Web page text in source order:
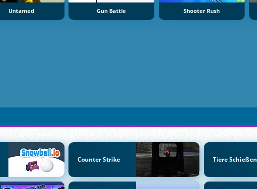
Untamed Gun Battle Shooter Rush
Counter Strike Tiere Schießen